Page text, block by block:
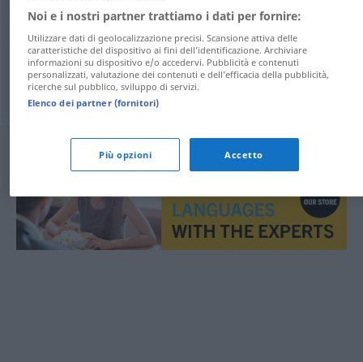
esempi
es steht Ihnenfrei
(يجوز)لكأن [(jaˈdʒuːzu) laka ʔan]
Noi e i nostri partner trattiamo i dati per fornire:
Utilizzare dati di geolocalizzazione precisi. Scansione attiva delle
caratteristiche del dispositivo ai fini dell’identificazione. Archiviare
informazioni su dispositivo e/o accedervi. Pubblicità e contenuti
personalizzati, valutazione dei contenuti e dell’efficacia della pubblicità,
ricerche sul pubblico, sviluppo di servizi.
Elenco dei partner (fornitori)
Più opzioni Accetto